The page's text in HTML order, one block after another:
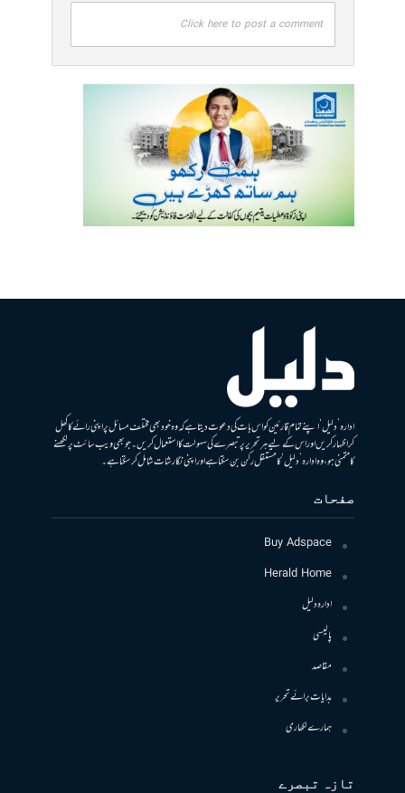
Click here to post a comment
ادارہ ’دلیل‘ اپنے تمام قارئین کو اس بات کی دعوت دیتا ہے کہ وہ خود بھی مختلف مسائل پر اپنی رائے کا کھل
کر اظہار کریں اور اس کے لیے ہر تحریر پر تبصرے کی سہولت کا استعمال کریں۔ جو بھی ویب سائٹ پر لکھنے
کا متمنی ہو، وہ ادارہ ’دلیل‘ کا مستقل رکن بن سکتا ہے اور اپنی نگارشات شامل کرسکتا ہے۔
صفحات
Buy Adspace
Herald Home
ادارہ دلیل
پالیسی
مقاصد
ہدایات برائے تحریر
ہمارے لکھاری
تازہ تبصرے